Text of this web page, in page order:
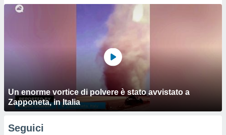
Un enorme vortice di polvere è stato avvistato a
Zapponeta, in Italia
Seguici